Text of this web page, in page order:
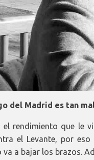
del Madrid es tan
rendimiento que le
el Levante, por
a bajar los brazos.